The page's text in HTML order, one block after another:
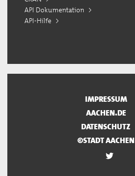
API Dokumentation
API-Hilfe
IMPRESSUM
AACHEN.DE
DATENSCHUTZ
©STADT AACHEN